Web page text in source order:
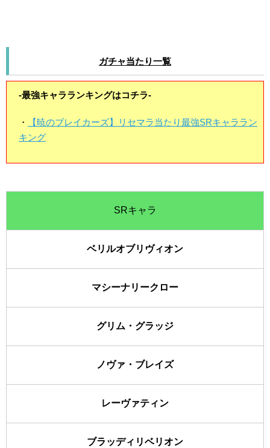
ガチャ当たり一覧
-最強キャラランキングはコチラ-
・
【暁のブレイカーズ】リセマラ当たり最強SRキャララン
キング
SRキャラ
ベリルオブリヴィオン
マシーナリークロー
グリム・グラッジ
ノヴァ・ブレイズ
レーヴァティン
ブラッディリベリオン